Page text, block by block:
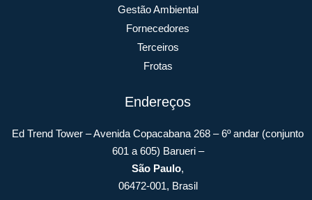
Gestão Ambiental
Fornecedores
Terceiros
Frotas
Endereços
Ed Trend Tower – Avenida Copacabana 268 – 6º andar (conjunto
601 a 605) Barueri –
São Paulo,
06472-001, Brasil